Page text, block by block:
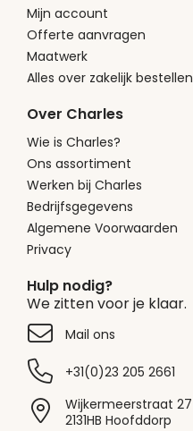
Mijn account
Offerte aanvragen
Maatwerk
Alles over zakelijk bestellen
Over Charles
Wie is Charles?
Ons assortiment
Werken bij Charles
Bedrijfsgegevens
Algemene Voorwaarden
Privacy
Hulp nodig?
We zitten voor je klaar.
Mail ons
+31(0)23 205 2661
Wijkermeerstraat 27
2131HB Hoofddorp